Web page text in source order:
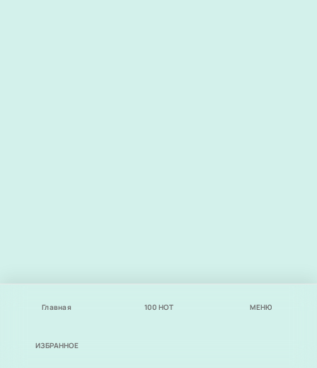
Главная 100 НОТ МЕНЮ
ИЗБРАННОЕ